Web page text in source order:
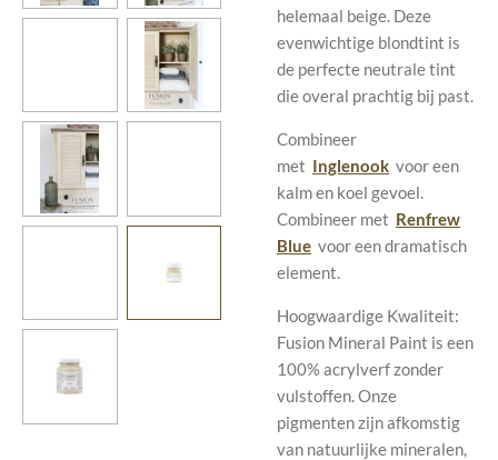
helemaal beige. Deze
evenwichtige blondtint is
de perfecte neutrale tint
die overal prachtig bij past.
Combineer
met Inglenook voor een
kalm en koel gevoel.
Combineer met Renfrew
Blue voor een dramatisch
element.
Hoogwaardige Kwaliteit:
Fusion Mineral Paint is een
100% acrylverf zonder
vulstoffen. Onze
pigmenten zijn afkomstig
van natuurlijke mineralen,